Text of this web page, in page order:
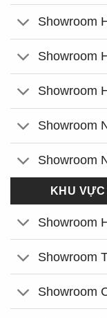
Showroom
Showroom
Showroom
Showroom
Showroom
KHU
Showroom
Showroom
Showroom